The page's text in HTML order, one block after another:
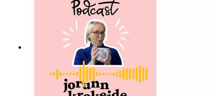
meg.Når jeg ser tilbake, var dette enda et av de
valgene som virket små der og da, men som
skulle få stor betydning senere.Kanskje sitter du
også med en liten stemme som hvisker .....at det
finnes en annen vei?God lytting. 💛